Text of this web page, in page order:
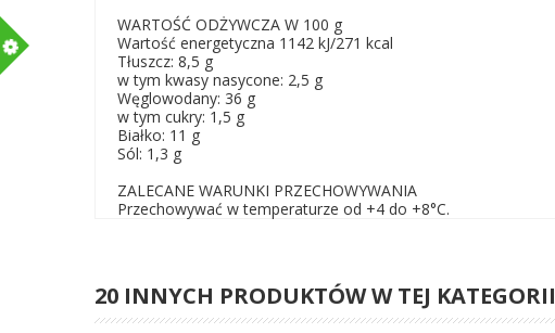
WARTOŚĆ ODŻYWCZA W 100 g
Wartość energetyczna 1142 kJ/271 kcal
Tłuszcz: 8,5 g
w tym kwasy nasycone: 2,5 g
Węglowodany: 36 g
w tym cukry: 1,5 g
Białko: 11 g
Sól: 1,3 g
ZALECANE WARUNKI PRZECHOWYWANIA
Przechowywać w temperaturze od +4 do +8°C.
20 INNYCH PRODUKTÓW W TEJ KATEGORII